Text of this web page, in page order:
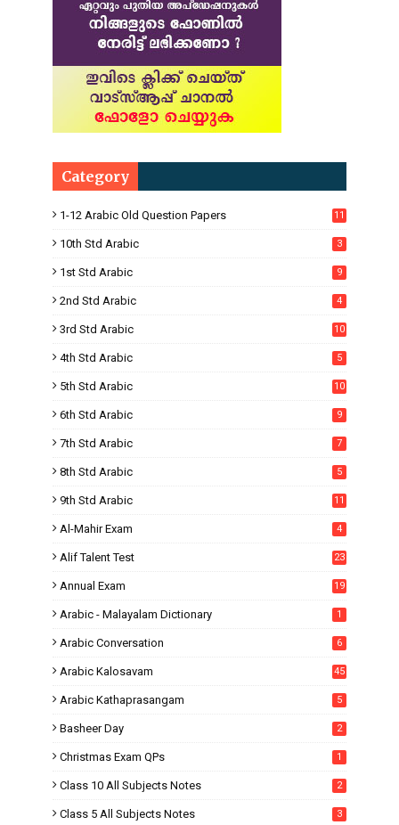
Category
1-12 Arabic Old Question Papers 11
10th Std Arabic 3
1st Std Arabic 9
2nd Std Arabic 4
3rd Std Arabic 10
4th Std Arabic 5
5th Std Arabic 10
6th Std Arabic 9
7th Std Arabic 7
8th Std Arabic 5
9th Std Arabic 11
Al-Mahir Exam 4
Alif Talent Test 23
Annual Exam 19
Arabic - Malayalam Dictionary 1
Arabic Conversation 6
Arabic Kalosavam 45
Arabic Kathaprasangam 5
Basheer Day 2
Christmas Exam QPs 1
Class 10 All Subjects Notes 2
Class 5 All Subjects Notes 3